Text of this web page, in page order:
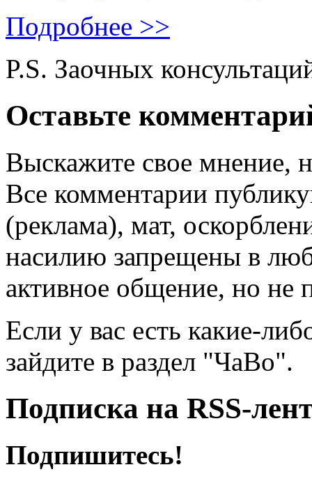
Подробнее >>
P.S. Заочных
Оставьте
Выскажите свое мнение,
Все комментарии
(реклама), мат,
насилию запрещены в
активное общение, но не
Если у вас есть какие-
зайдите в раздел "ЧаВо".
Подписка на RSS-
Подпишитесь!